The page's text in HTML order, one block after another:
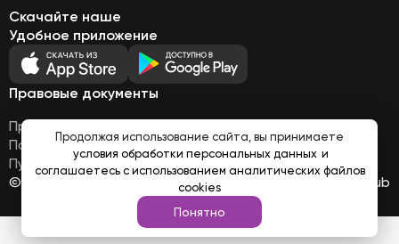
Скачайте наше
Удобное приложение
Правовые документы
Правовая информация
Политика обработки персональных данных
Публичная оферта
© Все права защищены 2026Работает на Loyalhub
Продолжая использование сайта, вы принимаете
условия обработки персональных данных и
соглашаетесь с использованием аналитических файлов
cookies
Понятно